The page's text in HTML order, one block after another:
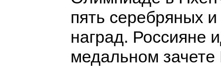
пять серебряных
наград. Россияне
медальном зачете